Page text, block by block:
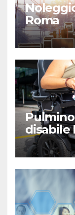
Roma
disabile